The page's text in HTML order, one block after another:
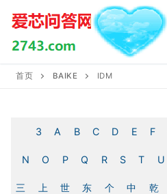
Skip
content
首页 BAIKE IDM
3 A B C D E F
N O P Q R S T U
三 上 世 东 个 中 乾